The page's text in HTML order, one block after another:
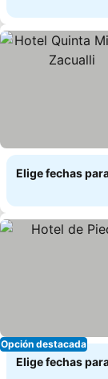
Elige fechas
Opción destacada
Elige fechas